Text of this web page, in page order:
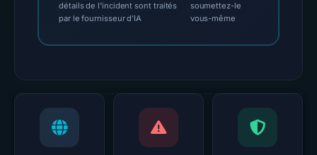
détails de l'incident sont traités
par le fournisseur d'IA
soumettez-le
vous-même